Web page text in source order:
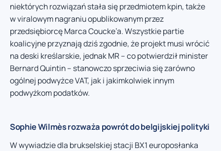
niektórych rozwiązań stała się przedmiotem kpin, także
w viralowym nagraniu opublikowanym przez
przedsiębiorcę Marca Coucke’a. Wszystkie partie
koalicyjne przyznają dziś zgodnie, że projekt musi wrócić
na deski kreślarskie, jednak MR – co potwierdził minister
Bernard Quintin – stanowczo sprzeciwia się zarówno
ogólnej podwyżce VAT, jak i jakimkolwiek innym
podwyżkom podatków.
Sophie Wilmès rozważa powrót do belgijskiej polityki
W wywiadzie dla brukselskiej stacji BX1 europosłanka